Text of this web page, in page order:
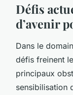
Défis
d’avenir
Dans le
défis freinent
principaux
sensibilisation